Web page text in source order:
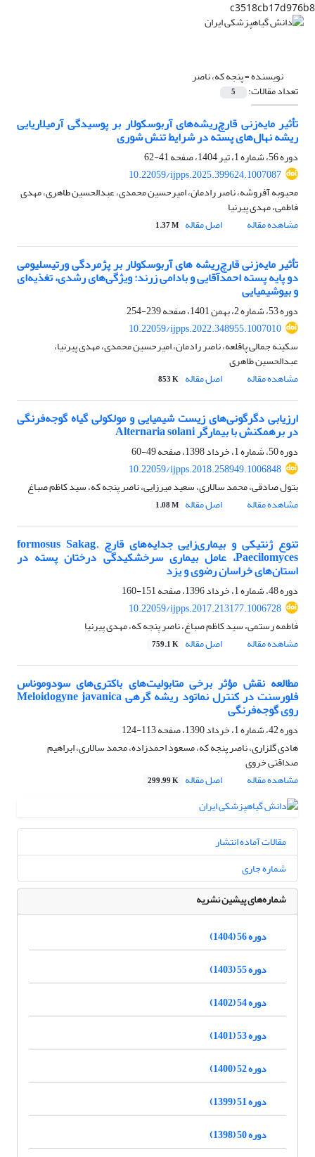
c3518cb17d976b8
نویسنده =پنجه که، ناصر
تعداد مقالات: 5
تأثیر مایه‌زنی قارچ‌ریشه‌های آربوسکولار بر پوسیدگی آرمیلاریایی
ریشه نهال‌های پسته در شرایط تنش شوری
دوره 56، شماره 1، تیر 1404، صفحه
41-62
10.22059/ijpps.2025.399624.1007087
محبوبه آفروشه، ناصر رادمان، امیرحسین محمدی، عبدالحسین طاهری، مهدی
فاطمی، مهدی پیرنیا
مشاهده مقاله
اصل مقاله 1.37 M
تأثیر مایه‌زنی قارچ‌ریشه های آربوسکولار بر پژمردگی ورتیسلیومی
دو پایه پسته احمد‌آقایی و بادامی زرند: ویژگی‌های رشدی، تغذیه‌ای
و بیوشیمیایی
دوره 53، شماره 2، بهمن 1401، صفحه
239-254
10.22059/ijpps.2022.348955.1007010
سکینه جمالی پاقلعه، ناصر رادمان، امیرحسین محمدی، مهدی پیرنیا،
عبدالحسین طاهری
مشاهده مقاله
اصل مقاله 853 K
ارزیابی دگرگونی‌های زیست‏ شیمیایی و مولکولی گیاه گوجه‌فرنگی
در برهمکنش با بیمارگر Alternaria solani
دوره 50، شماره 1، خرداد 1398، صفحه
49-60
10.22059/ijpps.2018.258949.1006848
بتول صادقی، محمد سالاری، سعید میرزایی، ناصر پنجه که، سید کاظم صباغ
مشاهده مقاله
اصل مقاله 1.08 M
تنوع ژنتیکی و بیماری‌زایی جدایه‌های قارچ formosus Sakag.
Paecilomyces، عامل بیماری سر‌خشکیدگی درختان پسته در
استان‌های خراسان رضوی و یزد
دوره 48، شماره 1، خرداد 1396، صفحه
151-160
10.22059/ijpps.2017.213177.1006728
فاطمه رستمی، سید کاظم صباغ، ناصر پنجه که، مهدی پیرنیا
مشاهده مقاله
اصل مقاله 759.1 K
مطالعه نقش مؤثر برخی متابولیت‌های باکتری‌های سودوموناس
فلورسنت در کنترل نماتود ریشه گرهی Meloidogyne javanica
روی گوجه‌فرنگی
دوره 42، شماره 1، خرداد 1390، صفحه
113-124
هادی گلزاری، ناصر پنجه که، مسعود احمدزاده، محمد سالاری، ابراهیم
صداقتی خروی
مشاهده مقاله
اصل مقاله 299.99 K
مقالات آماده انتشار
شماره جاری
شماره‌های پیشین نشریه
دوره 56 (1404)
دوره 55 (1403)
دوره 54 (1402)
دوره 53 (1401)
دوره 52 (1400)
دوره 51 (1399)
دوره 50 (1398)